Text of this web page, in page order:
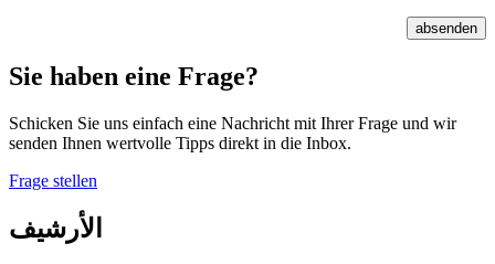
absenden
Sie haben eine Frage?
Schicken Sie uns einfach eine Nachricht mit Ihrer Frage und wir
senden Ihnen wertvolle Tipps direkt in die Inbox.
Frage stellen
الأرشيف